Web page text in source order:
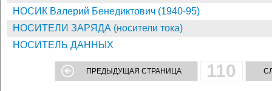
НОСИК Валерий Бенедиктович (1940-95)
НОСИТЕЛИ ЗАРЯДА (носители тока)
НОСИТЕЛЬ ДАННЫХ
ПРЕДЫДУЩАЯ СТРАНИЦА 110